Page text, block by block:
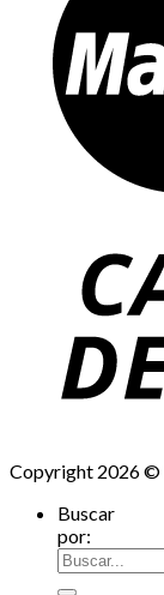
Copyright 2026 ©
Buscar
por: